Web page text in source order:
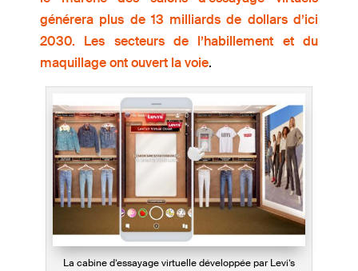
générera plus de 13 milliards de dollars d’ici
2030. Les secteurs de l’habillement et du
maquillage ont ouvert la voie.
La cabine d’essayage virtuelle développée par Levi’s